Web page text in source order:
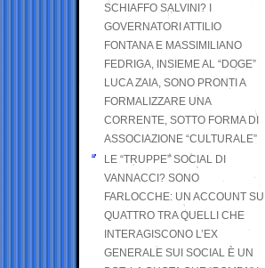
SCHIAFFO SALVINI? I
GOVERNATORI ATTILIO
FONTANA E MASSIMILIANO
FEDRIGA, INSIEME AL “DOGE”
LUCA ZAIA, SONO PRONTI A
FORMALIZZARE UNA
CORRENTE, SOTTO FORMA DI
ASSOCIAZIONE “CULTURALE”
LE “TRUPPE” SOCIAL DI
VANNACCI? SONO
FARLOCCHE: UN ACCOUNT SU
QUATTRO TRA QUELLI CHE
INTERAGISCONO L’EX
GENERALE SUI SOCIAL È UN